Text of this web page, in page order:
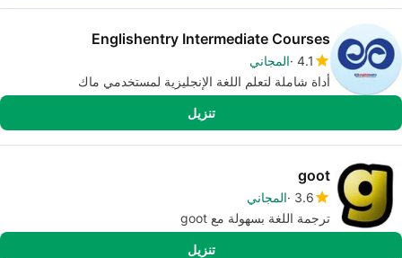
Englishentry Intermediate Courses
4.1 المجاني
أداة شاملة لتعلم اللغة الإنجليزية لمستخدمي ماك
تنزيل
goot
3.6 المجاني
ترجمة اللغة بسهولة مع goot
تنزيل